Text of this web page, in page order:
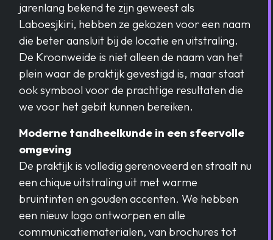
jarenlang bekend te zijn geweest als
Laboesjkiri, hebben ze gekozen voor een naam
die beter aansluit bij de locatie en uitstraling.
De Kroonweide is niet alleen de naam van het
plein waar de praktijk gevestigd is, maar staat
ook symbool voor de prachtige resultaten die
we voor het gebit kunnen bereiken.
Moderne tandheelkunde in een sfeervolle
omgeving
De praktijk is volledig gerenoveerd en straalt nu
een chique uitstraling uit met warme
bruintinten en gouden accenten. We hebben
een nieuw logo ontworpen en alle
communicatiematerialen, van brochures tot